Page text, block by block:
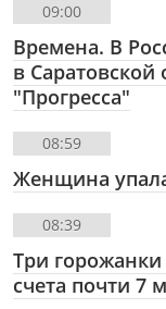
09:00
Времена. В
в
"Прогресса"
08:59
Женщина
08:39
Три
счета почти 7